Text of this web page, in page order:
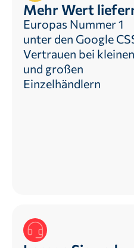
Mehr Wert
Europas Nummer 1
unter den Google
Vertrauen bei kleinen
und großen
Einzelhändlern